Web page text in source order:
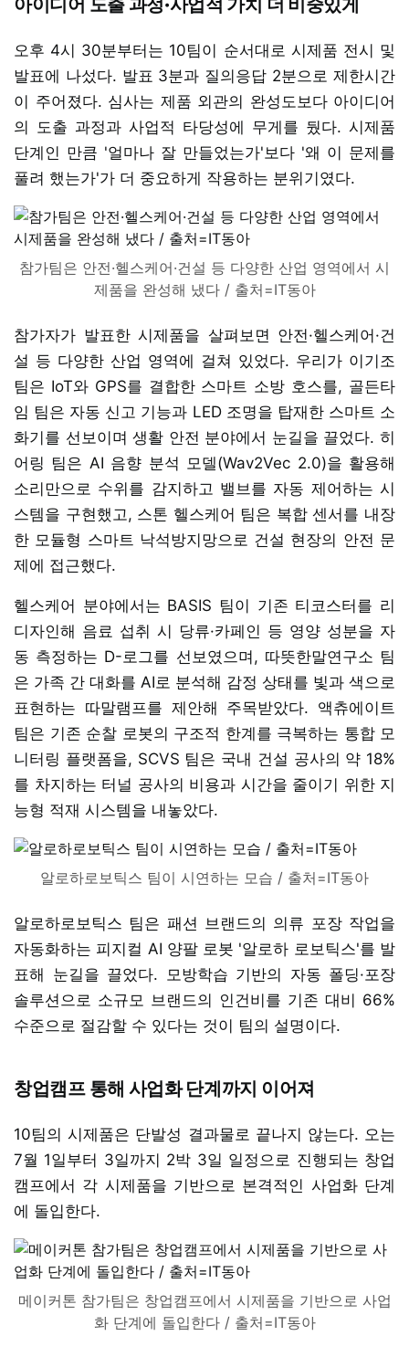
오후 4시 30분부터는 10팀이 순서대로 시제품 전시 및
발표에 나섰다. 발표 3분과 질의응답 2분으로 제한시간
이 주어졌다. 심사는 제품 외관의 완성도보다 아이디어
의 도출 과정과 사업적 타당성에 무게를 뒀다. 시제품
단계인 만큼 '얼마나 잘 만들었는가'보다 '왜 이 문제를
풀려 했는가'가 더 중요하게 작용하는 분위기였다.
참가팀은 안전·헬스케어·건설 등 다양한 산업 영역에서 시
제품을 완성해 냈다 / 출처=IT동아
참가자가 발표한 시제품을 살펴보면 안전·헬스케어·건
설 등 다양한 산업 영역에 걸쳐 있었다. 우리가 이기조
팀은 IoT와 GPS를 결합한 스마트 소방 호스를, 골든타
임 팀은 자동 신고 기능과 LED 조명을 탑재한 스마트 소
화기를 선보이며 생활 안전 분야에서 눈길을 끌었다. 히
어링 팀은 AI 음향 분석 모델(Wav2Vec 2.0)을 활용해
소리만으로 수위를 감지하고 밸브를 자동 제어하는 시
스템을 구현했고, 스톤 헬스케어 팀은 복합 센서를 내장
한 모듈형 스마트 낙석방지망으로 건설 현장의 안전 문
제에 접근했다.
헬스케어 분야에서는 BASIS 팀이 기존 티코스터를 리
디자인해 음료 섭취 시 당류·카페인 등 영양 성분을 자
동 측정하는 D-로그를 선보였으며, 따뜻한말연구소 팀
은 가족 간 대화를 AI로 분석해 감정 상태를 빛과 색으로
표현하는 따말램프를 제안해 주목받았다. 액츄에이트
팀은 기존 순찰 로봇의 구조적 한계를 극복하는 통합 모
니터링 플랫폼을, SCVS 팀은 국내 건설 공사의 약 18%
를 차지하는 터널 공사의 비용과 시간을 줄이기 위한 지
능형 적재 시스템을 내놓았다.
알로하로보틱스 팀이 시연하는 모습 / 출처=IT동아
알로하로보틱스 팀은 패션 브랜드의 의류 포장 작업을
자동화하는 피지컬 AI 양팔 로봇 '알로하 로보틱스'를 발
표해 눈길을 끌었다. 모방학습 기반의 자동 폴딩·포장
솔루션으로 소규모 브랜드의 인건비를 기존 대비 66%
수준으로 절감할 수 있다는 것이 팀의 설명이다.
창업캠프 통해 사업화 단계까지 이어져
10팀의 시제품은 단발성 결과물로 끝나지 않는다. 오는
7월 1일부터 3일까지 2박 3일 일정으로 진행되는 창업
캠프에서 각 시제품을 기반으로 본격적인 사업화 단계
에 돌입한다.
메이커톤 참가팀은 창업캠프에서 시제품을 기반으로 사업
화 단계에 돌입한다 / 출처=IT동아